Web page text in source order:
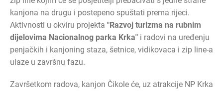
kanjona na drugu i postepeno spuštati prema rijeci.
Aktivnosti u okviru projekta "Razvoj turizma na rubnim
dijelovima Nacionalnog parka Krka" i radovi na uređenju
penjačkih i kanjoning staza, šetnice, vidikovaca i zip line-a
ulaze u završnu fazu.
Završetkom radova, kanjon Čikole će, uz atrakcije NP Krka